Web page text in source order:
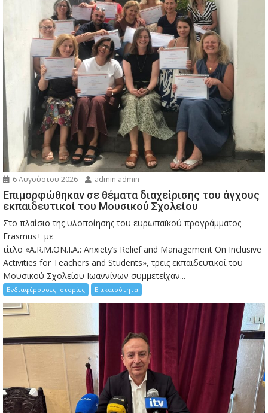
6 Αυγούστου 2026 admin admin
Eπιμορφώθηκαν σε θέματα διαχείρισης του άγχους
εκπαιδευτικοί του Μουσικού Σχολείου
Στο πλαίσιο της υλοποίησης του ευρωπαϊκού προγράμματος
Erasmus+ με
τίτλο «A.R.M.ON.I.A.: Anxiety’s Relief and Management On Inclusive
Activities for Teachers and Students», τρεις εκπαιδευτικοί του
Μουσικού Σχολείου Ιωαννίνων συμμετείχαν...
Ενδιαφέρουσες Ιστορίες Επικαιρότητα